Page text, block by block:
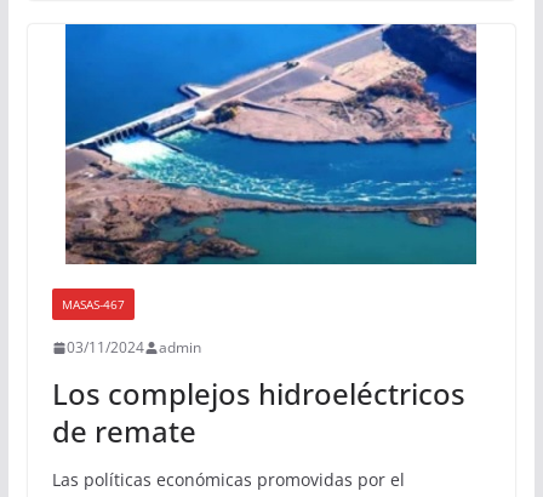
MASAS-467
03/11/2024 admin
Los complejos hidroeléctricos
de remate
Las políticas económicas promovidas por el